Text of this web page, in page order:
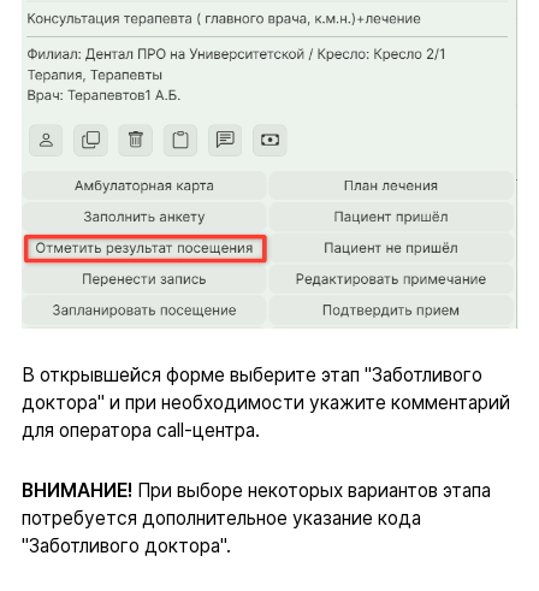
В открывшейся форме выберите этап "Заботливого
доктора" и при необходимости укажите комментарий
для оператора call-центра.
ВНИМАНИЕ! При выборе некоторых вариантов этапа
потребуется дополнительное указание кода
"Заботливого доктора".